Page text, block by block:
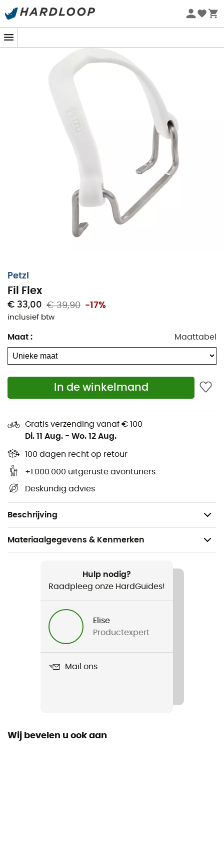
Zomeraanbiedingen 🔥 -5% EXTRA vanaf 2 producten* met
Petzl
Fil Flex
€ 33,00 € 39,90 -17%
inclusief btw
Maat : Maattabel
In de winkelmand
Gratis verzending vanaf € 100
Di. 11 Aug. - Wo. 12 Aug.
100 dagen recht op retour
+1.000.000 uitgeruste avonturiers
Deskundig advies
Beschrijving
Een nieuwe en praktische innovatie van Petzl!
Fil Flex voorbevestigingenstellen u in staat om
schoenen zonder voorrand te gebruiken met Petzl
technische klimijzers.
Dit systeem is compatibel met de klimijzers:
Vasak, Dart, Dartwin, Sarken en Lynx.
Gewicht: 70 g.
Materiaalgegevens & Kenmerken
Wandelen / Tourskiën / Bergbeklimmen
Fixations Fil Flex
Garantie van de fabrikant
Hulp nodig?
Raadpleeg onze HardGuides!
Elise
Productexpert
Mail ons
Wij bevelen u ook aan